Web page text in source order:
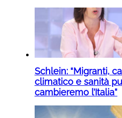
Schlein: “Migranti,
climatico e sanità
cambieremo l’Italia”